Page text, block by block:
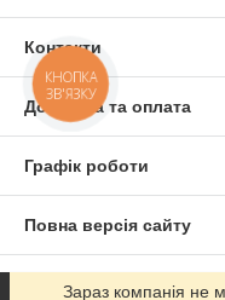
Контакти
Доставка та оплата
Графік роботи
Повна версія сайту
Сайт створено на
Зараз компанія не
КНОПКА
ЗВ'ЯЗКУ